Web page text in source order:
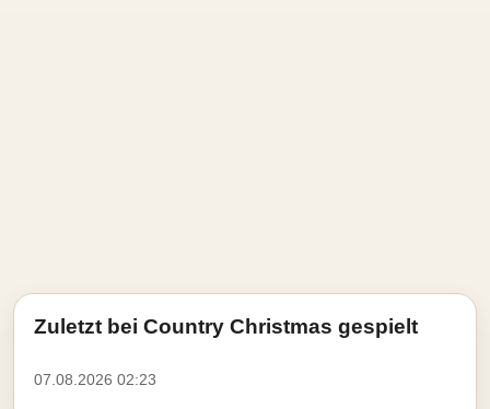
Zuletzt bei Country Christmas gespielt
07.08.2026 02:23